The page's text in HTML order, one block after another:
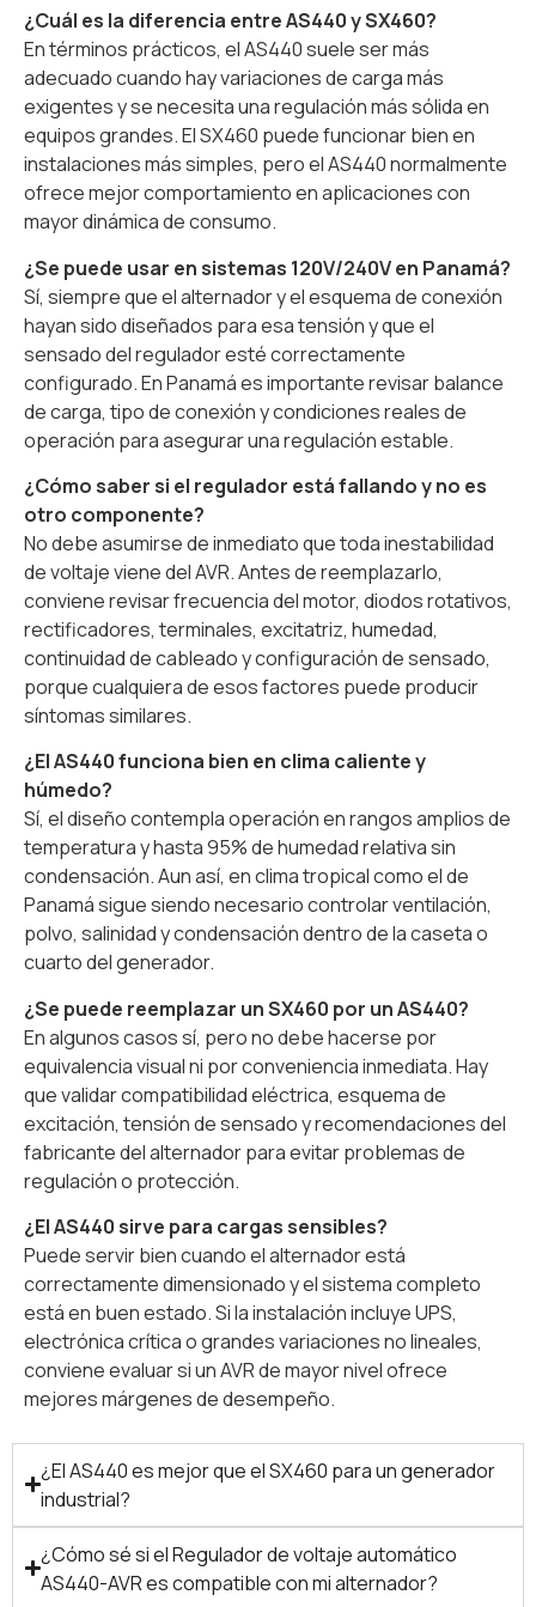
¿Cuál es la diferencia entre AS440 y SX460?
En términos prácticos, el AS440 suele ser más
adecuado cuando hay variaciones de carga más
exigentes y se necesita una regulación más sólida en
equipos grandes. El SX460 puede funcionar bien en
instalaciones más simples, pero el AS440 normalmente
ofrece mejor comportamiento en aplicaciones con
mayor dinámica de consumo.
¿Se puede usar en sistemas 120V/240V en Panamá?
Sí, siempre que el alternador y el esquema de conexión
hayan sido diseñados para esa tensión y que el
sensado del regulador esté correctamente
configurado. En Panamá es importante revisar balance
de carga, tipo de conexión y condiciones reales de
operación para asegurar una regulación estable.
¿Cómo saber si el regulador está fallando y no es
otro componente?
No debe asumirse de inmediato que toda inestabilidad
de voltaje viene del AVR. Antes de reemplazarlo,
conviene revisar frecuencia del motor, diodos rotativos,
rectificadores, terminales, excitatriz, humedad,
continuidad de cableado y configuración de sensado,
porque cualquiera de esos factores puede producir
síntomas similares.
¿El AS440 funciona bien en clima caliente y
húmedo?
Sí, el diseño contempla operación en rangos amplios de
temperatura y hasta 95% de humedad relativa sin
condensación. Aun así, en clima tropical como el de
Panamá sigue siendo necesario controlar ventilación,
polvo, salinidad y condensación dentro de la caseta o
cuarto del generador.
¿Se puede reemplazar un SX460 por un AS440?
En algunos casos sí, pero no debe hacerse por
equivalencia visual ni por conveniencia inmediata. Hay
que validar compatibilidad eléctrica, esquema de
excitación, tensión de sensado y recomendaciones del
fabricante del alternador para evitar problemas de
regulación o protección.
¿El AS440 sirve para cargas sensibles?
Puede servir bien cuando el alternador está
correctamente dimensionado y el sistema completo
está en buen estado. Si la instalación incluye UPS,
electrónica crítica o grandes variaciones no lineales,
conviene evaluar si un AVR de mayor nivel ofrece
mejores márgenes de desempeño.
¿El AS440 es mejor que el SX460 para un generador
industrial?
¿Cómo sé si el Regulador de voltaje automático
AS440-AVR es compatible con mi alternador?